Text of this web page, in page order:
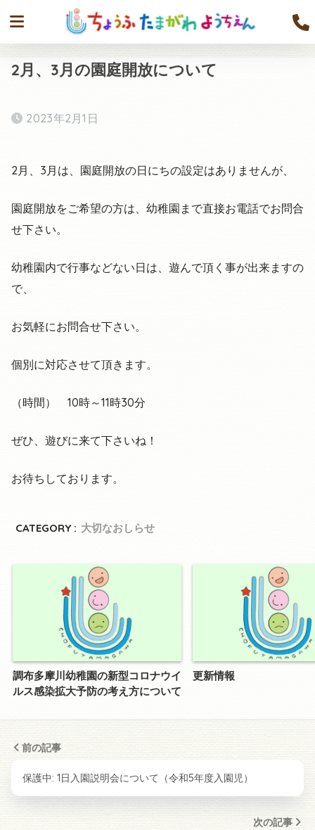
2月、3月の園庭開放について
2023年2月1日
2月、3月は、園庭開放の日にちの設定はありませんが、
園庭開放をご希望の方は、幼稚園まで直接お電話でお問合
せ下さい。
幼稚園内で行事などない日は、遊んで頂く事が出来ますの
で、
お気軽にお問合せ下さい。
個別に対応させて頂きます。
（時間） 10時～11時30分
ぜひ、遊びに来て下さいね！
お待ちしております。
CATEGORY : 大切なおしらせ
調布多摩川幼稚園の新型コロナウイ
ルス感染拡大予防の考え方について
更新情報
前の記事
保護中: 1日入園説明会について（令和5年度入園児）
次の記事